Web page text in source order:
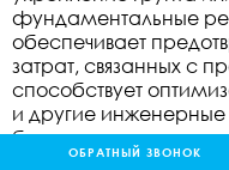
ОБРАТНЫЙ ЗВОНОК
фундаментальные
обеспечивает
затрат, связанных с
способствует
и другие
более уникальным и
Как долго